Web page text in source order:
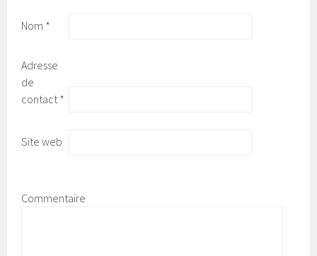
Nom *
Adresse
de
contact *
Site web
Commentaire